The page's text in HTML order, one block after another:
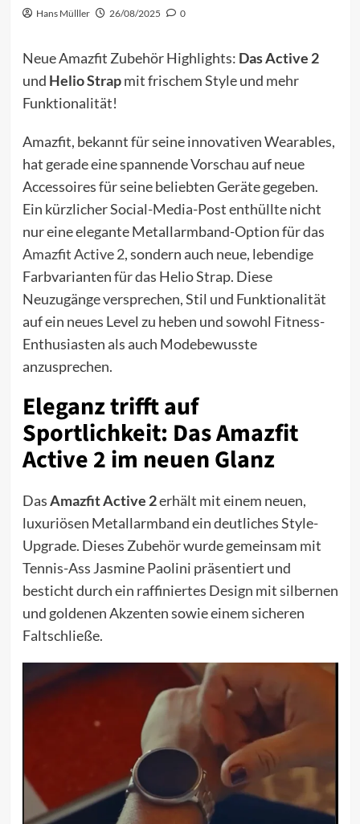
Hans Mülller 26/08/2025 0
Neue Amazfit Zubehör Highlights: Das Active 2
und Helio Strapmit frischem Style und mehr
Funktionalität!
Amazfit, bekannt für seine innovativen Wearables,
hat gerade eine spannende Vorschau auf neue
Accessoires für seine beliebten Geräte gegeben.
Ein kürzlicher Social-Media-Post enthüllte nicht
nur eine elegante Metallarmband-Option für das
Amazfit Active 2, sondern auch neue, lebendige
Farbvarianten für das Helio Strap. Diese
Neuzugänge versprechen, Stil und Funktionalität
auf ein neues Level zu heben und sowohl Fitness-
Enthusiasten als auch Modebewusste
anzusprechen.
Eleganz trifft auf
Sportlichkeit: Das Amazfit
Active 2 im neuen Glanz
DasAmazfit Active 2erhält mit einem neuen,
luxuriösen Metallarmband ein deutliches Style-
Upgrade. Dieses Zubehör wurde gemeinsam mit
Tennis-Ass Jasmine Paolini präsentiert und
besticht durch ein raffiniertes Design mit silbernen
und goldenen Akzenten sowie einem sicheren
Faltschließe.